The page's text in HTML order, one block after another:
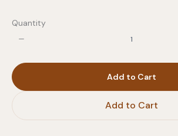
Quantity
Add to Cart
Add to Cart
Write a review